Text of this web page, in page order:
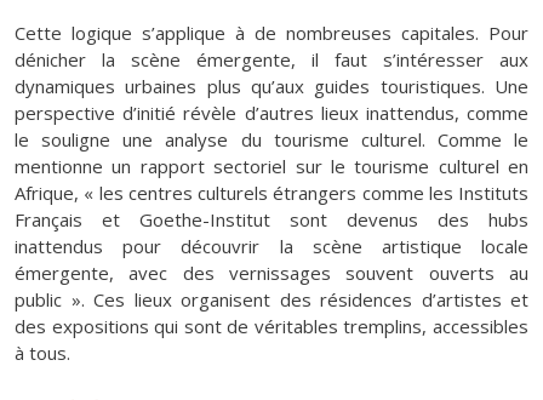
Cette logique s’applique à de nombreuses capitales. Pour
dénicher la scène émergente, il faut s’intéresser aux
dynamiques urbaines plus qu’aux guides touristiques. Une
perspective d’initié révèle d’autres lieux inattendus, comme
le souligne une analyse du tourisme culturel. Comme le
mentionne un rapport sectoriel sur le tourisme culturel en
Afrique, « les centres culturels étrangers comme les Instituts
Français et Goethe-Institut sont devenus des hubs
inattendus pour découvrir la scène artistique locale
émergente, avec des vernissages souvent ouverts au
public ». Ces lieux organisent des résidences d’artistes et
des expositions qui sont de véritables tremplins, accessibles
à tous.